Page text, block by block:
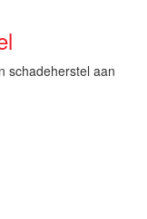
schadeherstel aan